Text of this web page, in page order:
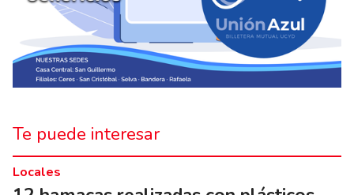
Te puede interesar
Locales